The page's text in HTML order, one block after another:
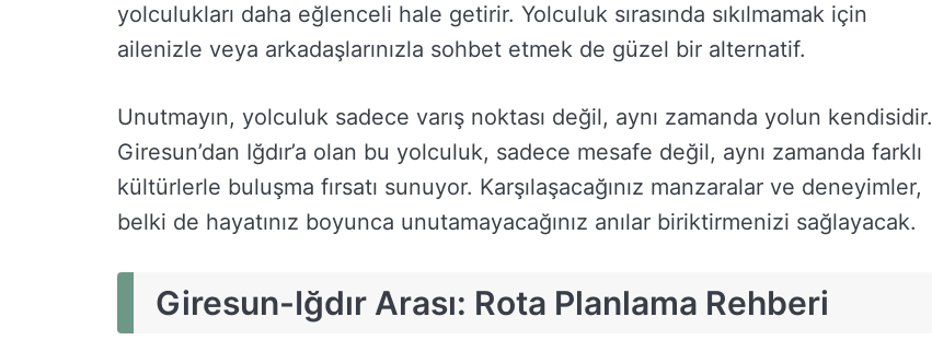
yolculukları daha eğlenceli hale getirir. Yolculuk sırasında sıkılmamak için
ailenizle veya arkadaşlarınızla sohbet etmek de güzel bir alternatif.
Unutmayın, yolculuk sadece varış noktası değil, aynı zamanda yolun kendisidir.
Giresun’dan Iğdır’a olan bu yolculuk, sadece mesafe değil, aynı zamanda farklı
kültürlerle buluşma fırsatı sunuyor. Karşılaşacağınız manzaralar ve deneyimler,
belki de hayatınız boyunca unutamayacağınız anılar biriktirmenizi sağlayacak.
Giresun-Iğdır Arası: Rota Planlama Rehberi